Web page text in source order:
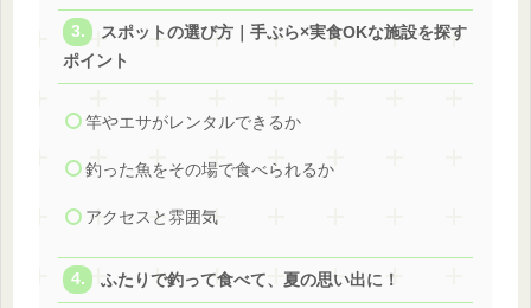
スポットの選び方｜手ぶら×実食OKな施設を探す
ポイント
竿やエサがレンタルできるか
釣った魚をその場で食べられるか
アクセスと雰囲気
ふたりで釣って食べて、夏の思い出に！